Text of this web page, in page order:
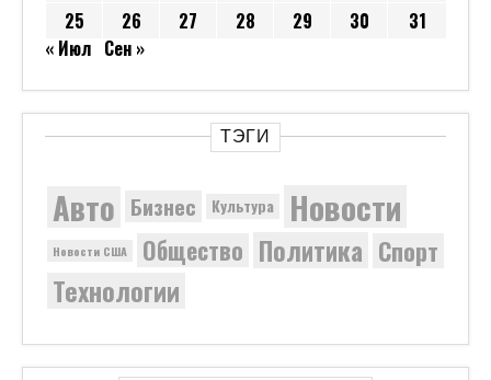
25
26 27 28 29 30
31
« Июл Сен »
ТЭГИ
Авто Бизнес Культура Новости
Новости США Общество Политика Спорт
Технологии